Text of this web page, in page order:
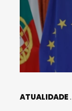
ATUALIDADE